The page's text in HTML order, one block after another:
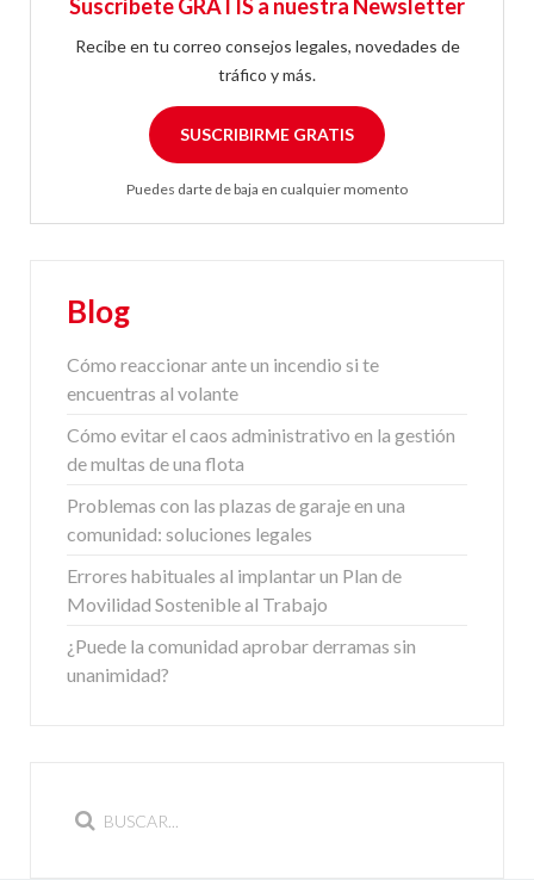
Suscríbete GRATIS a nuestra Newsletter
Recibe en tu correo consejos legales, novedades de
tráfico y más.
SUSCRIBIRME GRATIS
Puedes darte de baja en cualquier momento
Blog
Cómo reaccionar ante un incendio si te
encuentras al volante
Cómo evitar el caos administrativo en la gestión
de multas de una flota
Problemas con las plazas de garaje en una
comunidad: soluciones legales
Errores habituales al implantar un Plan de
Movilidad Sostenible al Trabajo
¿Puede la comunidad aprobar derramas sin
unanimidad?